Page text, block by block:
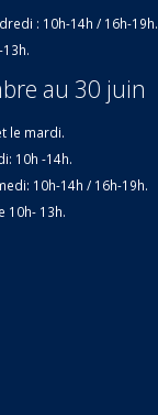
: 10h-14h / 16h-19h.
au 30 juin
le mardi.
10h -14h.
10h-14h / 16h-19h.
10h- 13h.